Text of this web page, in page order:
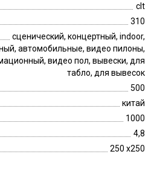
clt
310
сценический, концертный, indoor,
автомобильные, видео пилоны,
видео пол, вывески, для
табло, для вывесок
500
китай
1000
4,8
250 x250